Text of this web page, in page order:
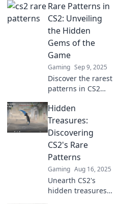
your CS2 inventory
into a standout
collection!
Discover tips and
insights now!
Rare Patterns in
CS2: Unveiling
the Hidden
Gems of the
Game
Gaming Sep 9, 2025
Discover the rarest
patterns in CS2
gameplay!
Uncover the
hidden gems and
transform your
experience today!
Hidden
Treasures:
Discovering
CS2's Rare
Patterns
Gaming Aug 16, 2025
Unearth CS2's
hidden treasures!